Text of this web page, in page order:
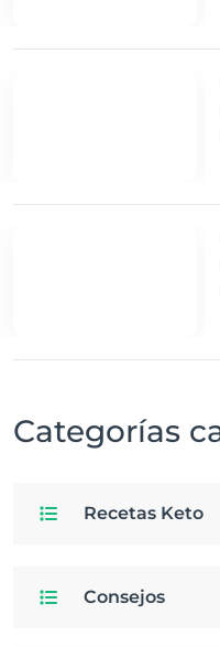
Categorías
Recetas Keto
Consejos